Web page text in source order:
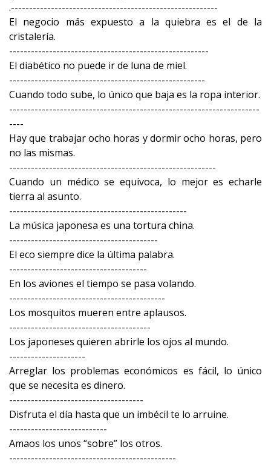
.---------------------------------------------------------
El negocio más expuesto a la quiebra es el de la
cristalería.
-------------------------------------------------------
El diabético no puede ir de luna de miel.
------------------------------------------------------
Cuando todo sube, lo único que baja es la ropa interior.
---------------------------------------------------------------------
----
Hay que trabajar ocho horas y dormir ocho horas, pero
no las mismas.
---------------------------------------------------------
Cuando un médico se equivoca, lo mejor es echarle
tierra al asunto.
-------------------------------------------------
La música japonesa es una tortura china.
-----------------------------------------
El eco siempre dice la última palabra.
--------------------------------------
En los aviones el tiempo se pasa volando.
-------------------------------------------
Los mosquitos mueren entre aplausos.
---------------------------------------
Los japoneses quieren abrirle los ojos al mundo.
---------------------
Arreglar los problemas económicos es fácil, lo único
que se necesita es dinero.
-------------------------------------
Disfruta el día hasta que un imbécil te lo arruine.
---------------------------
Amaos los unos “sobre” los otros.
----------------------------------------------